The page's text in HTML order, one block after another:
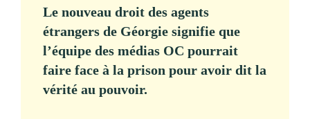
Le nouveau droit des agents
étrangers de Géorgie signifie que
l’équipe des médias OC pourrait
faire face à la prison pour avoir dit la
vérité au pouvoir.